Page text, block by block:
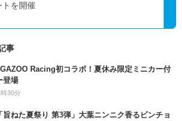
トを開催
事
Racing初コラボ！夏休み限定ミニカー付
登場
30分
旨ねた夏祭り 第3弾」大葉ニンニク香るビンチョ